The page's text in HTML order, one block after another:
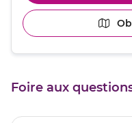
informations
[ECHAP
pour
Foire aux